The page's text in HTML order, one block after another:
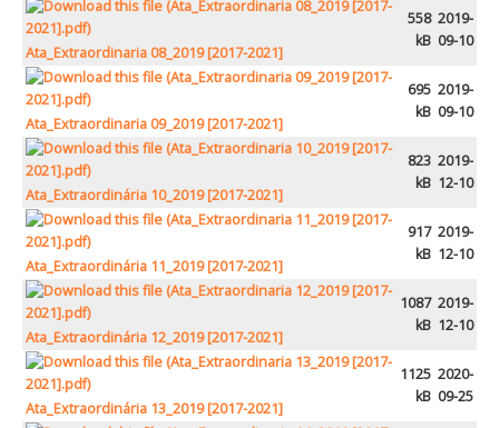
Tabela - Taxas e Licenças
Avarias na Iluminação Pública
AREIAS E PIAS
Contactos Úteis
Equipamentos
Culturais
Desportivos
Escolas
Empresas
Património
Arqueológico
Ata_Extraordinaria 08_2019 [2017-2021]
558
kB
2019-
09-10
Ata_Extraordinaria 09_2019 [2017-2021]
695
kB
2019-
09-10
Ata_Extraordinária 10_2019 [2017-2021]
823
kB
2019-
12-10
Ata_Extraordinária 11_2019 [2017-2021]
917
kB
2019-
12-10
Ata_Extraordinária 12_2019 [2017-2021]
1087
kB
2019-
12-10
Ata_Extraordinária 13_2019 [2017-2021]
1125
kB
2020-
09-25